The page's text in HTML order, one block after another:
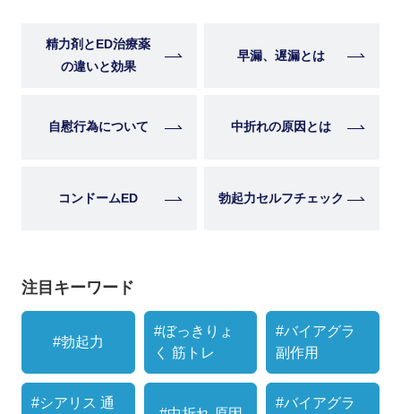
精力剤とED治療薬
の違いと効果
早漏、遅漏とは
自慰行為について 中折れの原因とは
コンドームED 勃起力セルフチェック
注目キーワード
#勃起力
#ぼっきりょ
く 筋トレ
#バイアグラ
副作用
#シアリス 通
#バイアグラ